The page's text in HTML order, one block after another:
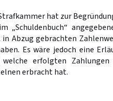
hat zur
„Schuldenbuch“
in Abzug gebrachten
Es wäre jedoch eine
erfolgten
erbracht hat.